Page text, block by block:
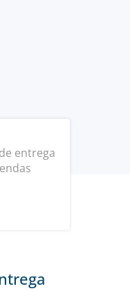
entrega